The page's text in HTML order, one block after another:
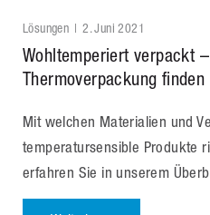
Wohltemperiert verpackt
Thermoverpackung finden
Lösungen 2. Juni 2021
Mit welchen Materialien und
temperatursensible Produkte
erfahren Sie in unserem